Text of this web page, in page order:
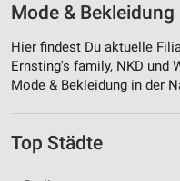
Mode &
Hier findest Du aktuelle
Ernsting's family, NKD und
Mode & Bekleidung in der
Top Städte